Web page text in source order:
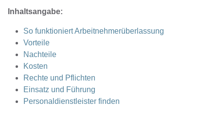
Inhaltsangabe:
So funktioniert Arbeitnehmerüberlassung
Vorteile
Nachteile
Kosten
Rechte und Pflichten
Einsatz und Führung
Personaldienstleister finden